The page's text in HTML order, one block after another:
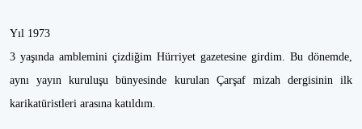
Yıl 1973
3 yaşında amblemini çizdiğim Hürriyet gazetesine girdim. Bu dönemde,
aynı yayın kuruluşu bünyesinde kurulan Çarşaf mizah dergisinin ilk
karikatüristleri arasına katıldım.